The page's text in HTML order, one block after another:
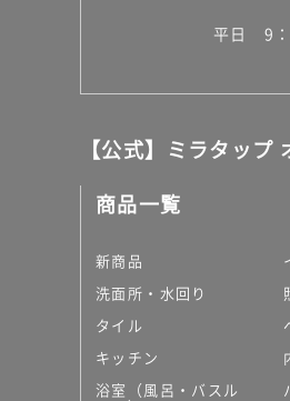
平日 9
【公式】ミラタップ
商品一覧
新商品
洗面所・水回り
タイル
キッチン
浴室（風呂・バスル